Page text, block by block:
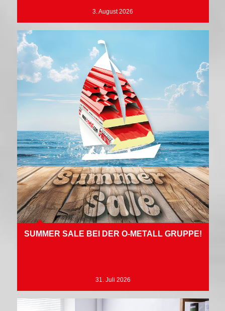
3. August 2026
SUMMER SALE BEI DER O-METALL GRUPPE!
31. Juli 2026